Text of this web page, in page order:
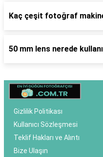
Kaç çeşit fotoğraf
50 mm lens nerede
Gizlilik Politikası
Kullanıcı Sözleşmesi
Teklif Hakları ve Alıntı
Bize Ulaşın